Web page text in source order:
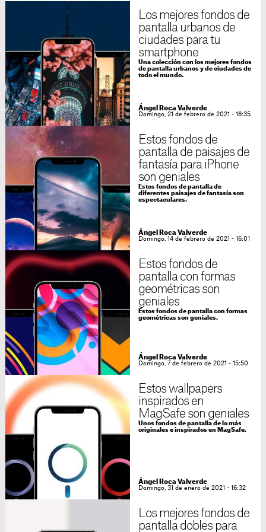
Los mejores fondos de
pantalla urbanos de
ciudades para tu
smartphone
Una colección con los mejores fondos
de pantalla urbanos y de ciudades de
todo el mundo.
Ángel Roca Valverde
Domingo, 21 de febrero de 2021 - 16:35
Estos fondos de
pantalla de paisajes de
fantasía para iPhone
son geniales
Estos fondos de pantalla de
diferentes paisajes de fantasía son
espectaculares.
Ángel Roca Valverde
Domingo, 14 de febrero de 2021 - 16:01
Estos fondos de
pantalla con formas
geométricas son
geniales
Estos fondos de pantalla con formas
geométricas son geniales.
Ángel Roca Valverde
Domingo, 7 de febrero de 2021 - 15:50
Estos wallpapers
inspirados en
MagSafe son geniales
Unos fondos de pantalla de lo más
originales e inspirados en MagSafe.
Ángel Roca Valverde
Domingo, 31 de enero de 2021 - 16:32
Los mejores fondos de
pantalla dobles para